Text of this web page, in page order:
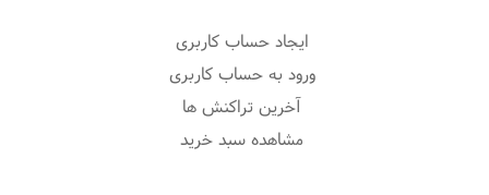
ایجاد حساب کاربری
ورود به حساب کاربری
آخرین تراکنش ها
مشاهده سبد خرید